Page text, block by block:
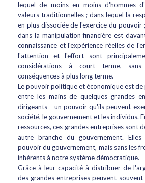
lequel de moins en moins d'hommes
valeurs traditionnelles ; dans lequel la
en plus dissociée de l'exercice du pouvoir
dans la manipulation financière est
connaissance et l'expérience réelles de
l'attention et l'effort sont
considérations à court terme,
conséquences à plus long terme.
Le pouvoir politique et économique est de
entre les mains de quelques grandes
dirigeants - un pouvoir qu'ils peuvent
société, le gouvernement et les individus.
ressources, ces grandes entreprises sont
autre branche du gouvernement.
pouvoir du gouvernement, mais sans les
inhérents à notre système démocratique.
Grâce à leur capacité à distribuer de
des grandes entreprises peuvent souvent